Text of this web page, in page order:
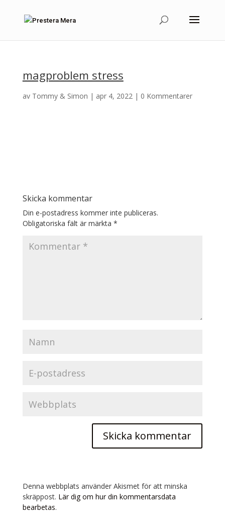
magproblem stress
av Tommy & Simon | apr 4, 2022| 0 Kommentarer
Skicka kommentar
Din e-postadress kommer inte publiceras.
Obligatoriska fält är märkta *
Denna webbplats använder Akismet för att minska
skräppost. Lär dig om hur din kommentarsdata
bearbetas.